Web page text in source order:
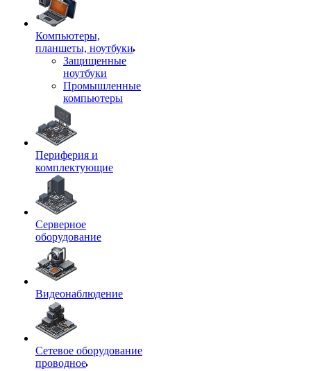
Компьютеры,
планшеты, ноутбуки
Защищенные
ноутбуки
Промышленные
компьютеры
Периферия и
комплектующие
Серверное
оборудование
Видеонаблюдение
Сетевое оборудование
проводное